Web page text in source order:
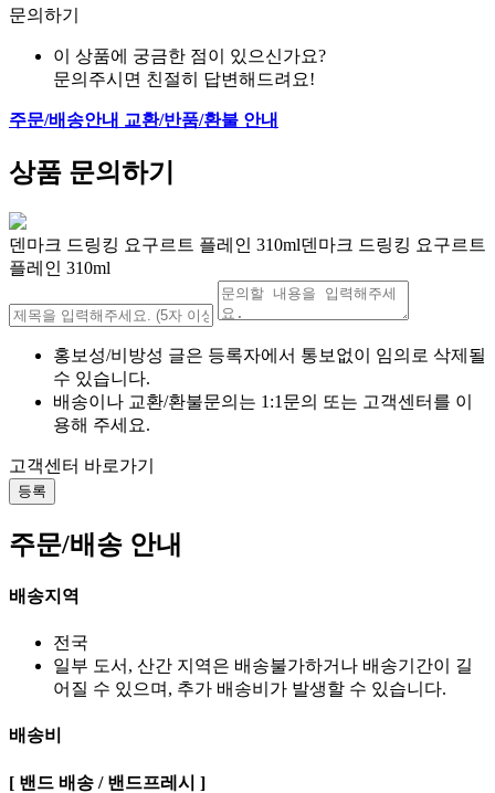
문의하기
이 상품에 궁금한 점이 있으신가요?
문의주시면 친절히 답변해드려요!
주문/배송안내 교환/반품/환불 안내
상품 문의하기
덴마크 드링킹 요구르트 플레인 310ml덴마크 드링킹 요구르트
플레인 310ml
홍보성/비방성 글은 등록자에서 통보없이 임의로 삭제될
수 있습니다.
배송이나 교환/환불문의는 1:1문의 또는 고객센터를 이
용해 주세요.
고객센터 바로가기
등록
주문/배송 안내
배송지역
전국
일부 도서, 산간 지역은 배송불가하거나 배송기간이 길
어질 수 있으며, 추가 배송비가 발생할 수 있습니다.
배송비
[ 밴드 배송 / 밴드프레시 ]